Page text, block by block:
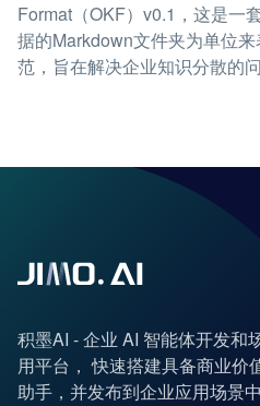
Format（OKF）v0.1，这是一
据的Markdown文件夹为单位
范，旨在解决企业知识分散的问
积墨AI - 企业 AI 智能体开发和
用平台， 快速搭建具备商业价
助手，并发布到企业应用场景中